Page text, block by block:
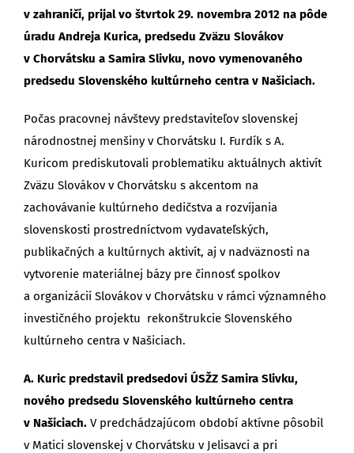
v zahraničí, prijal vo štvrtok 29. novembra 2012 na pôde
úradu Andreja Kurica, predsedu Zväzu Slovákov
v Chorvátsku a Samira Slivku, novo vymenovaného
predsedu Slovenského kultúrneho centra v Našiciach.
Počas pracovnej návštevy predstaviteľov slovenskej
národnostnej menšiny v Chorvátsku I. Furdík s A.
Kuricom prediskutovali problematiku aktuálnych aktivít
Zväzu Slovákov v Chorvátsku s akcentom na
zachovávanie kultúrneho dedičstva a rozvíjania
slovenskosti prostredníctvom vydavateľských,
publikačných a kultúrnych aktivít, aj v nadväznosti na
vytvorenie materiálnej bázy pre činnosť spolkov
a organizácií Slovákov v Chorvátsku v rámci významného
investičného projektu rekonštrukcie Slovenského
kultúrneho centra v Našiciach.
A. Kuric predstavil predsedovi ÚSŽZ Samira Slivku,
nového predsedu Slovenského kultúrneho centra
v Našiciach. V predchádzajúcom období aktívne pôsobil
v Matici slovenskej v Chorvátsku v Jelisavci a pri